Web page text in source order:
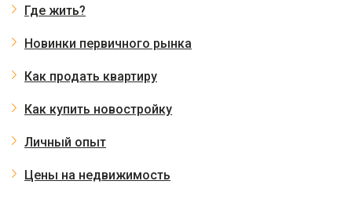
Где жить?
Новинки первичного рынка
Как продать квартиру
Как купить новостройку
Личный опыт
Цены на недвижимость